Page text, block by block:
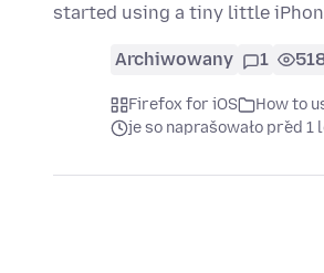
started using a tiny little
Archiwowany 1
Firefox for iOS
How to
je so naprašowało před 1